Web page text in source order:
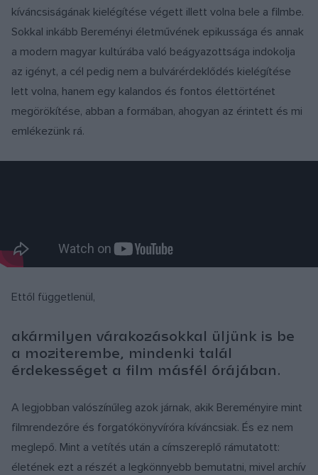
kíváncsiságának kielégítése végett illett volna bele a filmbe.
Sokkal inkább Bereményi életművének epikussága és annak
a modern magyar kultúrába való beágyazottsága indokolja
az igényt, a cél pedig nem a bulvárérdeklődés kielégítése
lett volna, hanem egy kalandos és fontos élettörténet
megörökítése, abban a formában, ahogyan az érintett és mi
emlékezünk rá.
Ettől függetlenül,
akármilyen várakozásokkal üljünk is be
a moziterembe, mindenki talál
érdekességet a film másfél órájában.
A legjobban valószínűleg azok járnak, akik Bereményire mint
filmrendezőre és forgatókönyvíróra kíváncsiak. És ez nem
meglepő. Mint a vetítés után a címszereplő rámutatott:
életének ezt a részét a legkönnyebb bemutatni, mivel archív